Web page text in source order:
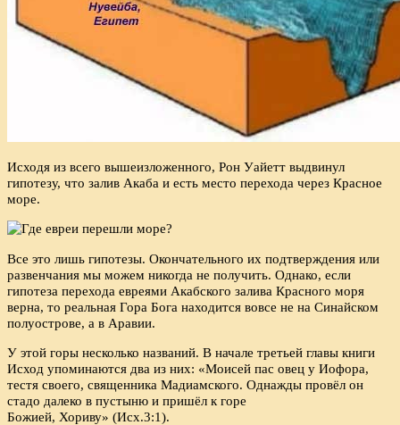
Исходя из всего вышеизложенного, Рон Уайетт выдвинул
гипотезу, что залив Акаба и есть место перехода через Красное
море.
Все это лишь гипотезы. Окончательного их подтверждения или
развенчания мы можем никогда не получить. Однако, если
гипотеза перехода евреями Акабского залива Красного моря
верна, то реальная Гора Бога находится вовсе не на Синайском
полуострове, а в Аравии.
У этой горы несколько названий. В начале третьей главы книги
Исход упоминаются два из них: «Моисей пас овец у Иофора,
тестя своего, священника Мадиамского. Однажды провёл он
стадо далеко в пустыню и пришёл к горе
Божией, Хориву» (Исх.3:1).